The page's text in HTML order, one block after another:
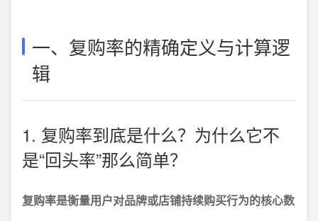
一、复购率的精确定义与计算逻
辑
1. 复购率到底是什么？为什么它不
是“回头率”那么简单？
复购率是衡量用户对品牌或店铺持续购买行为的核心数